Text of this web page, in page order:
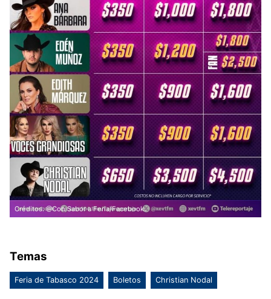
Créditos: @Con Sabor a Feria/Facebook.
Temas
Feria de Tabasco 2024 Boletos Christian Nodal